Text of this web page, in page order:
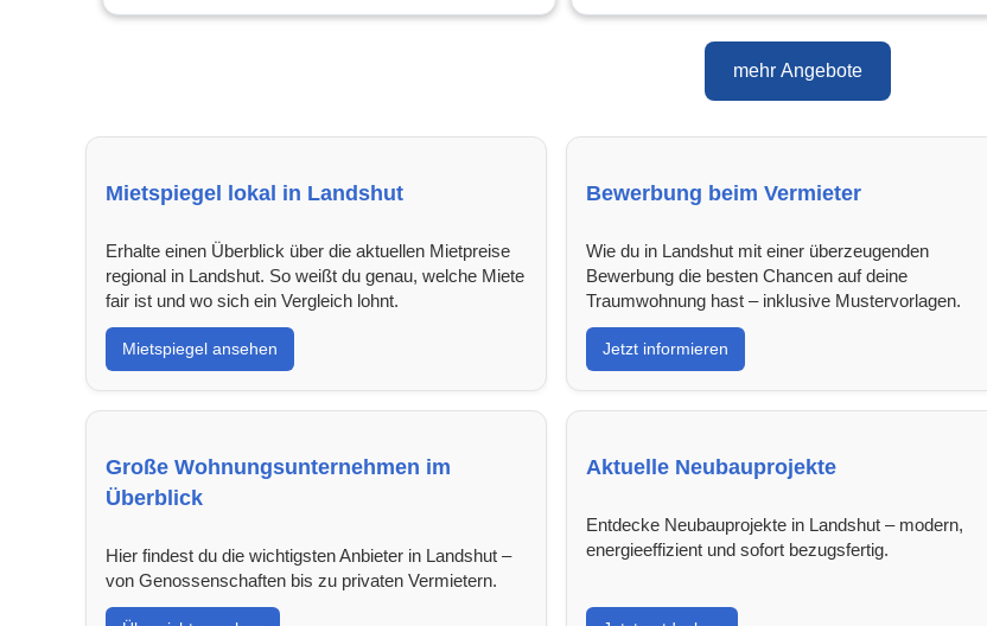
mehr Angebote
Mietspiegel lokal in Landshut
Erhalte einen Überblick über die aktuellen Mietpreise
regional in Landshut. So weißt du genau, welche Miete
fair ist und wo sich ein Vergleich lohnt.
Mietspiegel ansehen
Bewerbung beim Vermieter
Wie du in Landshut mit einer überzeugenden
Bewerbung die besten Chancen auf deine
Traumwohnung hast – inklusive Mustervorlagen.
Jetzt informieren
Große Wohnungsunternehmen im
Überblick
Hier findest du die wichtigsten Anbieter in Landshut –
von Genossenschaften bis zu privaten Vermietern.
Aktuelle Neubauprojekte
Entdecke Neubauprojekte in Landshut – modern,
energieeffizient und sofort bezugsfertig.